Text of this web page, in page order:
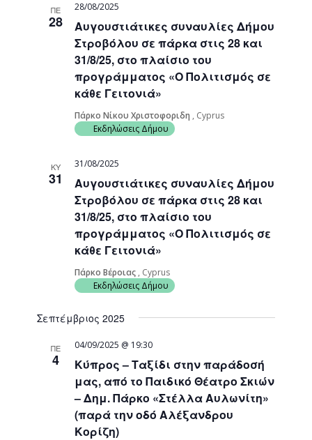
ΠΕ
28
Αυγουστιάτικες συναυλίες Δήμου
Στροβόλου σε πάρκα στις 28 και
31/8/25, στο πλαίσιο του
προγράμματος «Ο Πολιτισμός σε
κάθε Γειτονιά»
28/08/2025
Πάρκο Νίκου Χριστοφοριδη , Cyprus
Εκδηλώσεις Δήμου
ΚΥ
31
Αυγουστιάτικες συναυλίες Δήμου
Στροβόλου σε πάρκα στις 28 και
31/8/25, στο πλαίσιο του
προγράμματος «Ο Πολιτισμός σε
κάθε Γειτονιά»
31/08/2025
Πάρκο Βέροιας , Cyprus
Εκδηλώσεις Δήμου
Σεπτέμβριος 2025
ΠΕ
4
Κύπρος – Ταξίδι στην παράδοσή
μας, από το Παιδικό Θέατρο Σκιών
– Δημ. Πάρκο «Στέλλα Αυλωνίτη»
(παρά την οδό Αλέξανδρου
Κορίζη)
04/09/2025 @ 19:30